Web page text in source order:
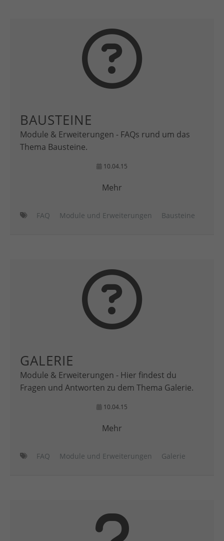
BAUSTEINE
Module & Erweiterungen - FAQs rund um das
Thema Bausteine.
10.04.15
Mehr
FAQ Module und Erweiterungen Bausteine
GALERIE
Module & Erweiterungen - Hier findest du
Fragen und Antworten zu dem Thema Galerie.
10.04.15
Mehr
FAQ Module und Erweiterungen Galerie